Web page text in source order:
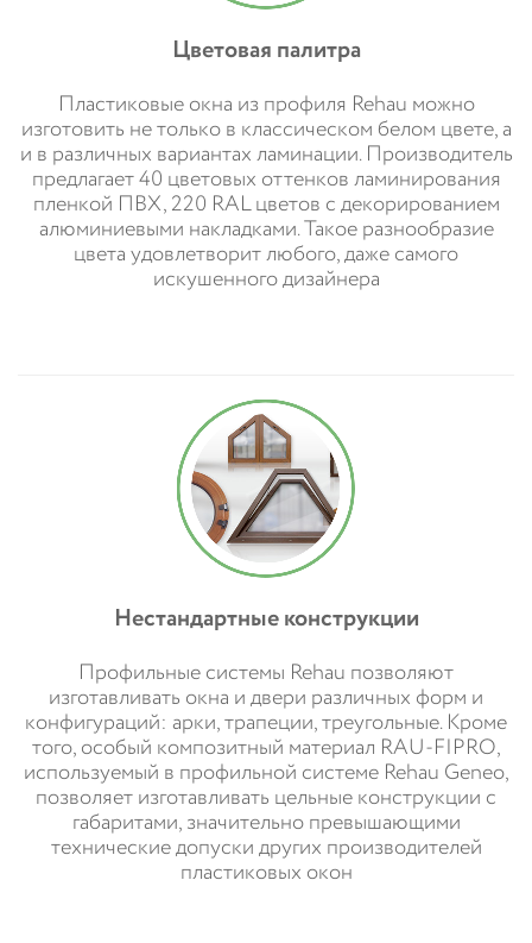
Цветовая палитра
Пластиковые окна из профиля Rehau можно
изготовить не только в классическом белом цвете, а
и в различных вариантах ламинации. Производитель
предлагает 40 цветовых оттенков ламинирования
пленкой ПВХ, 220 RAL цветов с декорированием
алюминиевыми накладками. Такое разнообразие
цвета удовлетворит любого, даже самого
искушенного дизайнера
Нестандартные конструкции
Профильные системы Rehau позволяют
изготавливать окна и двери различных форм и
конфигураций: арки, трапеции, треугольные. Кроме
того, особый композитный материал RAU-FIPRO,
используемый в профильной системе Rehau Geneo,
позволяет изготавливать цельные конструкции с
габаритами, значительно превышающими
технические допуски других производителей
пластиковых окон